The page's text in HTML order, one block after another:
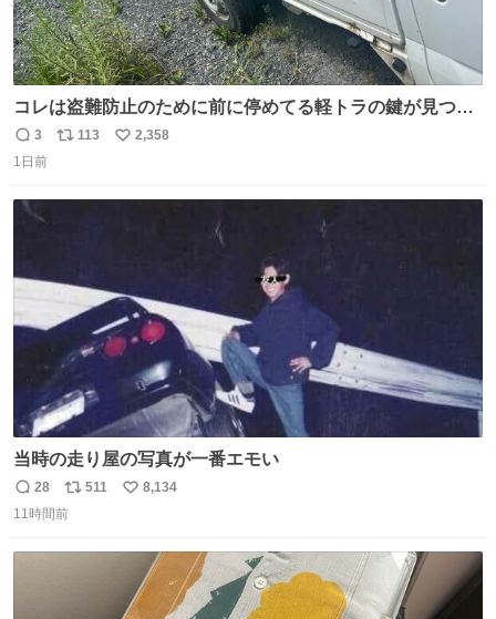
コレは盗難防止のために前に停めてる軽トラの鍵が見つか
らなくて 持ち主すら動かすことができない鉄壁のスープラ
返
信
3
リ
113
い
2,358
1日前
当時の走り屋の写真が一番エモい
返
信
28
リ
ポ
511
い
8,134
11時間前